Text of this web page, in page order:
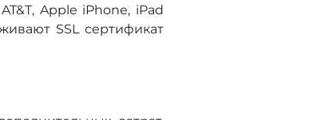
Apple iPhone, iPad
SSL сертификат